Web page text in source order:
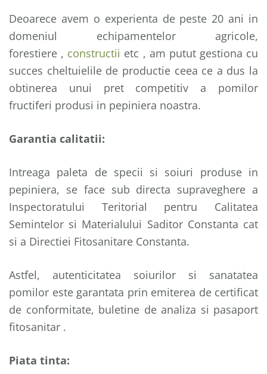
Deoarece avem o experienta de peste 20 ani in
domeniul echipamentelor agricole,
forestiere , constructii etc , am putut gestiona cu
succes cheltuielile de productie ceea ce a dus la
obtinerea unui pret competitiv a pomilor
fructiferi produsi in pepiniera noastra.
Garantia calitatii:
Intreaga paleta de specii si soiuri produse in
pepiniera, se face sub directa supraveghere a
Inspectoratului Teritorial pentru Calitatea
Semintelor si Materialului Saditor Constanta cat
si a Directiei Fitosanitare Constanta.
Astfel, autenticitatea soiurilor si sanatatea
pomilor este garantata prin emiterea de certificat
de conformitate, buletine de analiza si pasaport
fitosanitar .
Piata tinta: